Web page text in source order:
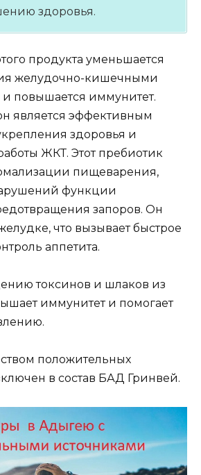
здоровья.
продукта уменьшается
желудочно-кишечными
и повышается иммунитет.
является эффективным
здоровья и
ЖКТ. Этот пребиотик
пищеварения,
функции
запоров. Он
что вызывает быстрое
аппетита.
токсинов и шлаков из
иммунитет и помогает
положительных
в состав БАД Гринвей.